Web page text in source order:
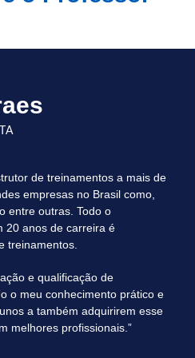
de treinamentos a mais de
empresas no Brasil como,
entre outras. Todo o
20 anos de carreira é
treinamentos.
e qualificação de
o meu conhecimento prático e
a também adquirirem esse
melhores profissionais.”